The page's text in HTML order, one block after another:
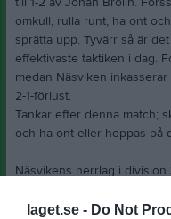
laget.se - Do Not
omkull, rulla runt, ha ont
sprätta upp. Tyvärr så är
effektivaste taktiken i dag.
medan Näsviken inkasserar
2-1-förlust.
Tankar efter denna match;
och ha ont eller hoppas på
Näsvikens herrlag i
motståndare.